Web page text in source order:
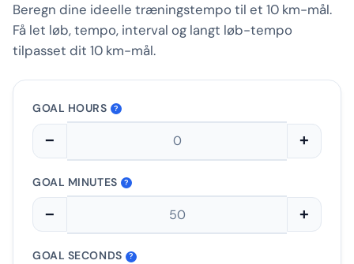
Beregn dine ideelle træningstempo til et 10 km-mål.
Få let løb, tempo, interval og langt løb-tempo
tilpasset dit 10 km-mål.
GOAL HOURS ?
− +
GOAL MINUTES ?
− +
GOAL SECONDS ?